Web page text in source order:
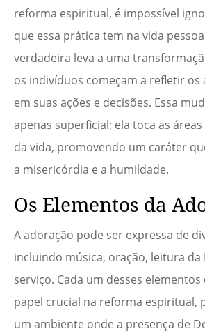
reforma espiritual, é impossível
que essa prática tem na vida
verdadeira leva a uma
os indivíduos começam a refletir
em suas ações e decisões. Essa
apenas superficial; ela toca as
da vida, promovendo um caráter
a misericórdia e a humildade.
Os Elementos da
A adoração pode ser expressa de
incluindo música, oração, leitura da
serviço. Cada um desses
papel crucial na reforma espiritual,
um ambiente onde a presença de